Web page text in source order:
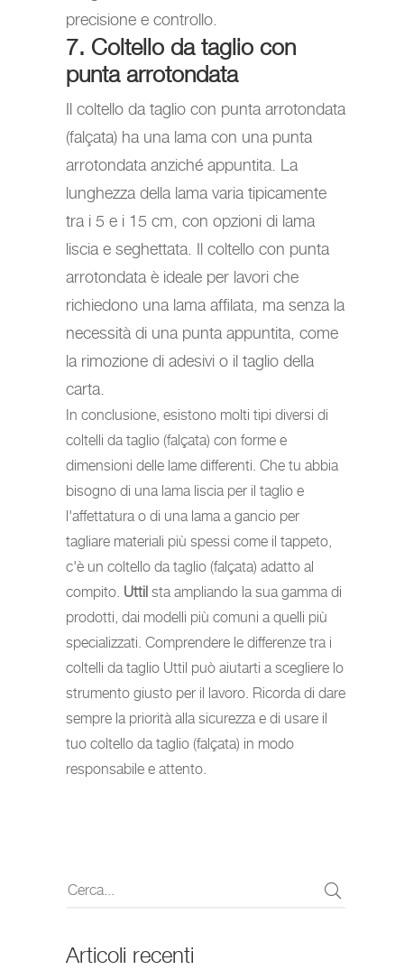
precisione e controllo.
7. Coltello da taglio con
punta arrotondata
Il coltello da taglio con punta arrotondata
(falçata) ha una lama con una punta
arrotondata anziché appuntita. La
lunghezza della lama varia tipicamente
tra i 5 e i 15 cm, con opzioni di lama
liscia e seghettata. Il coltello con punta
arrotondata è ideale per lavori che
richiedono una lama affilata, ma senza la
necessità di una punta appuntita, come
la rimozione di adesivi o il taglio della
carta.
In conclusione, esistono molti tipi diversi di
coltelli da taglio (falçata) con forme e
dimensioni delle lame differenti. Che tu abbia
bisogno di una lama liscia per il taglio e
l'affettatura o di una lama a gancio per
tagliare materiali più spessi come il tappeto,
c'è un coltello da taglio (falçata) adatto al
compito. Uttil sta ampliando la sua gamma di
prodotti, dai modelli più comuni a quelli più
specializzati. Comprendere le differenze tra i
coltelli da taglio Uttil può aiutarti a scegliere lo
strumento giusto per il lavoro. Ricorda di dare
sempre la priorità alla sicurezza e di usare il
tuo coltello da taglio (falçata) in modo
responsabile e attento.
Articoli recenti